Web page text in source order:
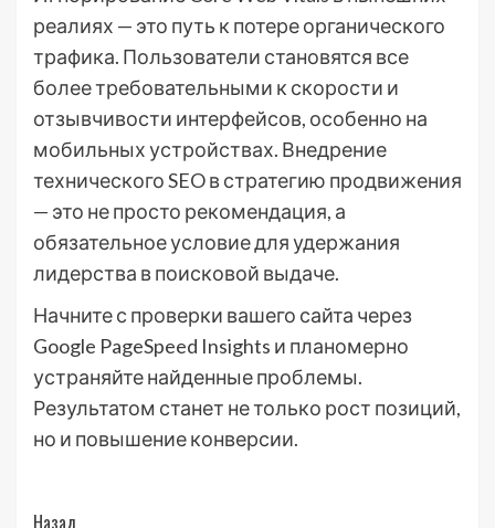
реалиях — это путь к потере органического
трафика. Пользователи становятся все
более требовательными к скорости и
отзывчивости интерфейсов, особенно на
мобильных устройствах. Внедрение
технического SEO в стратегию продвижения
— это не просто рекомендация, а
обязательное условие для удержания
лидерства в поисковой выдаче.
Начните с проверки вашего сайта через
Google PageSpeed Insights и планомерно
устраняйте найденные проблемы.
Результатом станет не только рост позиций,
но и повышение конверсии.